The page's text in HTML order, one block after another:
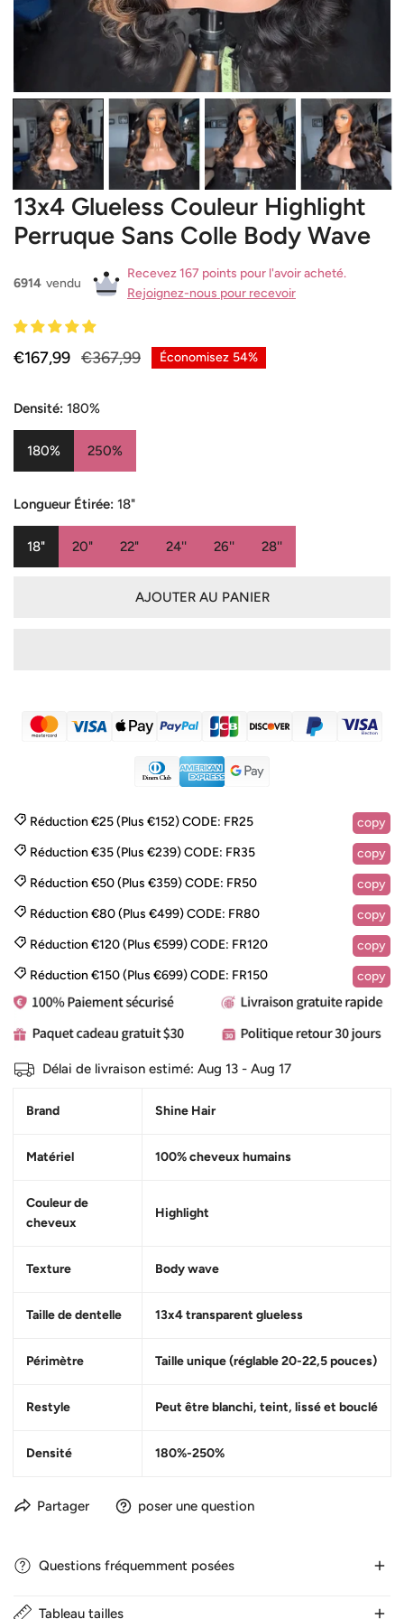
OUVRIR LE MÉDIA DANS LA VUE GALERIE
13x4 Glueless Couleur Highlight
Perruque Sans Colle Body Wave
6914 vendu
Recevez 167 points pour l'avoir acheté.
Rejoignez-nous pour recevoir
Prix
vente
€167,99
Prix
€367,99 Économisez 54%
Densité: 180%
180% 250%
Longueur Étirée: 18"
18" 20" 22" 24'' 26'' 28''
AJOUTER AU PANIER
Réduction €25 (Plus €152)CODE: FR25
copy
Réduction €35 (Plus €239)CODE: FR35
copy
Réduction €50 (Plus €359)CODE: FR50
copy
Réduction €80 (Plus €499)CODE: FR80
copy
Réduction €120 (Plus €599)CODE: FR120
copy
Réduction €150 (Plus €699)CODE: FR150 copy
Délai de livraison estimé: Aug 13 - Aug 17
Brand Shine Hair
Matériel 100% cheveux humains
Couleur de
cheveux
Highlight
Texture Body wave
Taille de dentelle 13x4 transparent glueless
Périmètre Taille unique (réglable 20-22,5 pouces)
Restyle Peut être blanchi, teint, lissé et bouclé
Densité 180%-250%
Partager poser une question
Questions fréquemment posées
Tableau tailles